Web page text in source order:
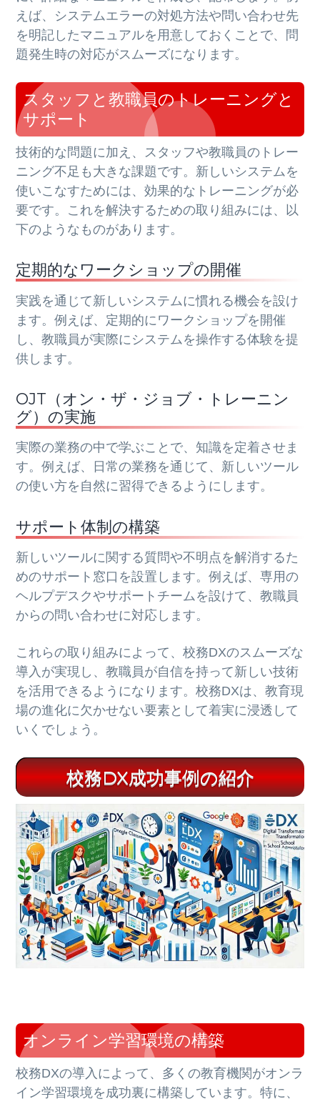
えば、システムエラーの対処方法や問い合わせ先
を明記したマニュアルを用意しておくことで、問
題発生時の対応がスムーズになります。
スタッフと教職員のトレーニングと
サポート
技術的な問題に加え、スタッフや教職員のトレー
ニング不足も大きな課題です。新しいシステムを
使いこなすためには、効果的なトレーニングが必
要です。これを解決するための取り組みには、以
下のようなものがあります。
定期的なワークショップの開催
実践を通じて新しいシステムに慣れる機会を設け
ます。例えば、定期的にワークショップを開催
し、教職員が実際にシステムを操作する体験を提
供します。
OJT（オン・ザ・ジョブ・トレーニン
グ）の実施
実際の業務の中で学ぶことで、知識を定着させま
す。例えば、日常の業務を通じて、新しいツール
の使い方を自然に習得できるようにします。
サポート体制の構築
新しいツールに関する質問や不明点を解消するた
めのサポート窓口を設置します。例えば、専用の
ヘルプデスクやサポートチームを設けて、教職員
からの問い合わせに対応します。
これらの取り組みによって、校務DXのスムーズな
導入が実現し、教職員が自信を持って新しい技術
を活用できるようになります。校務DXは、教育現
場の進化に欠かせない要素として着実に浸透して
いくでしょう。
校務DX成功事例の紹介
オンライン学習環境の構築
校務DXの導入によって、多くの教育機関がオンラ
イン学習環境を成功裏に構築しています。特に、